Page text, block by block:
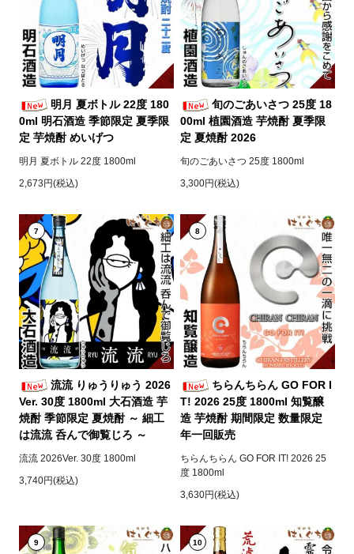
明月 夏ボトル 22度 180
0ml 明石酒造 季節限定 夏季限
定 芋焼酎 めいげつ
明月 夏ボトル 22度 1800ml
2,673円(税込)
旬のごあいさつ 25度 18
00ml 植園酒造 芋焼酎 夏季限
定 夏焼酎 2026
旬のごあいさつ 25度 1800ml
3,300円(税込)
7
流流 りゅうりゅう 2026
Ver. 30度 1800ml 大石酒造 芋
焼酎 季節限定 夏焼酎 ～ 細工
は流流 呑んで御覧じろ ～
流流 2026Ver. 30度 1800ml
3,740円(税込)
8
ちらんちらん GO FOR I
T! 2026 25度 1800ml 知覧醸
造 芋焼酎 期間限定 数量限定
年一回販売
ちらんちらん GO FOR IT! 2026 25
度 1800ml
3,630円(税込)
9 10